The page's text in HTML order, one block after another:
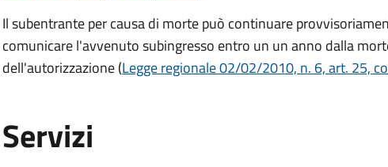
Il subentrante per causa di morte può continuare
comunicare l'avvenuto subingresso entro un un anno dalla
dell'autorizzazione (Legge regionale 02/02/2010, n. 6, art. 25,
Servizi